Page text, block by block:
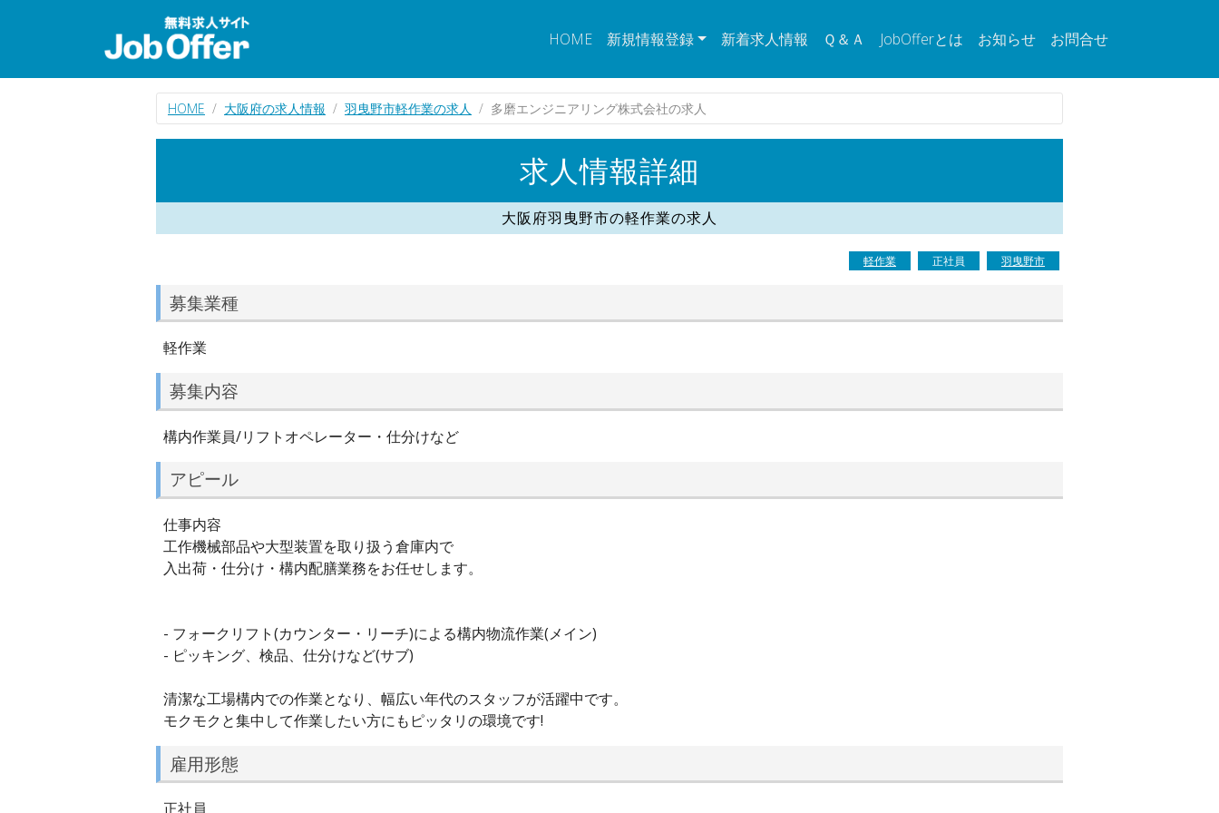
HOME 新規情報登録 新着求人情報 Ｑ＆Ａ JobOfferとは お知らせ お問合せ
HOME 大阪府の求人情報 羽曳野市軽作業の求人 多磨エンジニアリング株式会社の求人
求人情報詳細
大阪府羽曳野市の軽作業の求人
軽作業 正社員 羽曳野市
募集業種
軽作業
募集内容
構内作業員/リフトオペレーター・仕分けなど
アピール
仕事内容
工作機械部品や大型装置を取り扱う倉庫内で
入出荷・仕分け・構内配膳業務をお任せします。
- フォークリフト(カウンター・リーチ)による構内物流作業(メイン)
- ピッキング、検品、仕分けなど(サブ)
清潔な工場構内での作業となり、幅広い年代のスタッフが活躍中です。
モクモクと集中して作業したい方にもピッタリの環境です!
雇用形態
正社員